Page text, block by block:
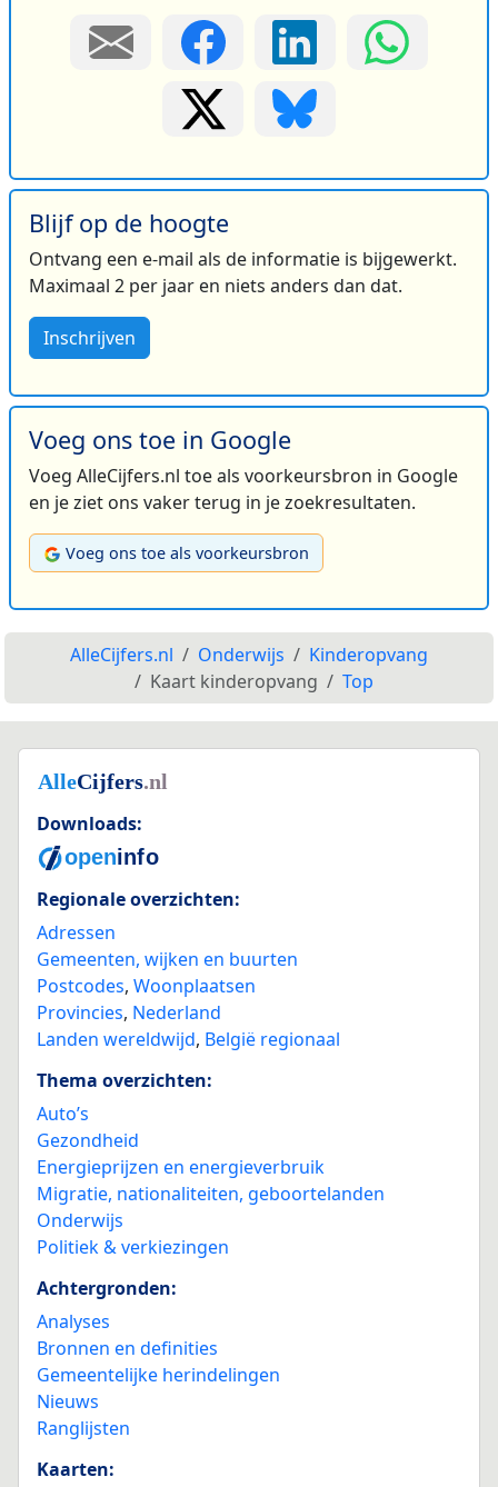
Blijf op de hoogte
Ontvang een e-mail als de informatie is bijgewerkt.
Maximaal 2 per jaar en niets anders dan dat.
Inschrijven
Voeg ons toe in Google
Voeg AlleCijfers.nl toe als voorkeursbron in Google
en je ziet ons vaker terug in je zoekresultaten.
Voeg ons toe als voorkeursbron
AlleCijfers.nl Onderwijs
Kinderopvang
Kaart kinderopvang
Top
Downloads:
Regionale overzichten:
Adressen
Gemeenten, wijken en buurten
Postcodes, Woonplaatsen
Provincies, Nederland
Landen wereldwijd, België regionaal
Thema overzichten:
Auto’s
Gezondheid
Energieprijzen en energieverbruik
Migratie, nationaliteiten, geboortelanden
Onderwijs
Politiek & verkiezingen
Achtergronden:
Analyses
Bronnen en definities
Gemeentelijke herindelingen
Nieuws
Ranglijsten
Kaarten: